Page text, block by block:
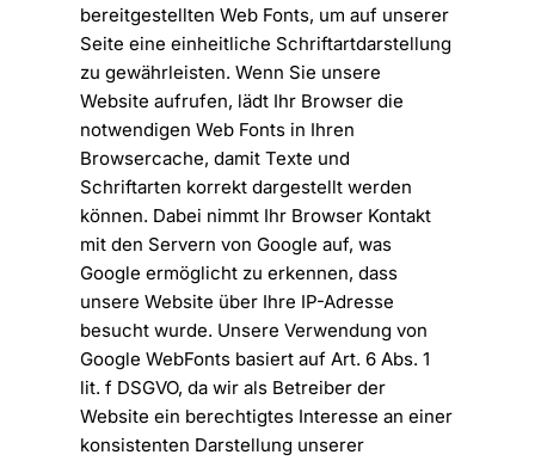
bereitgestellten Web Fonts, um auf unserer
Seite eine einheitliche Schriftartdarstellung
zu gewährleisten. Wenn Sie unsere
Website aufrufen, lädt Ihr Browser die
notwendigen Web Fonts in Ihren
Browsercache, damit Texte und
Schriftarten korrekt dargestellt werden
können. Dabei nimmt Ihr Browser Kontakt
mit den Servern von Google auf, was
Google ermöglicht zu erkennen, dass
unsere Website über Ihre IP-Adresse
besucht wurde. Unsere Verwendung von
Google WebFonts basiert auf Art. 6 Abs. 1
lit. f DSGVO, da wir als Betreiber der
Website ein berechtigtes Interesse an einer
konsistenten Darstellung unserer